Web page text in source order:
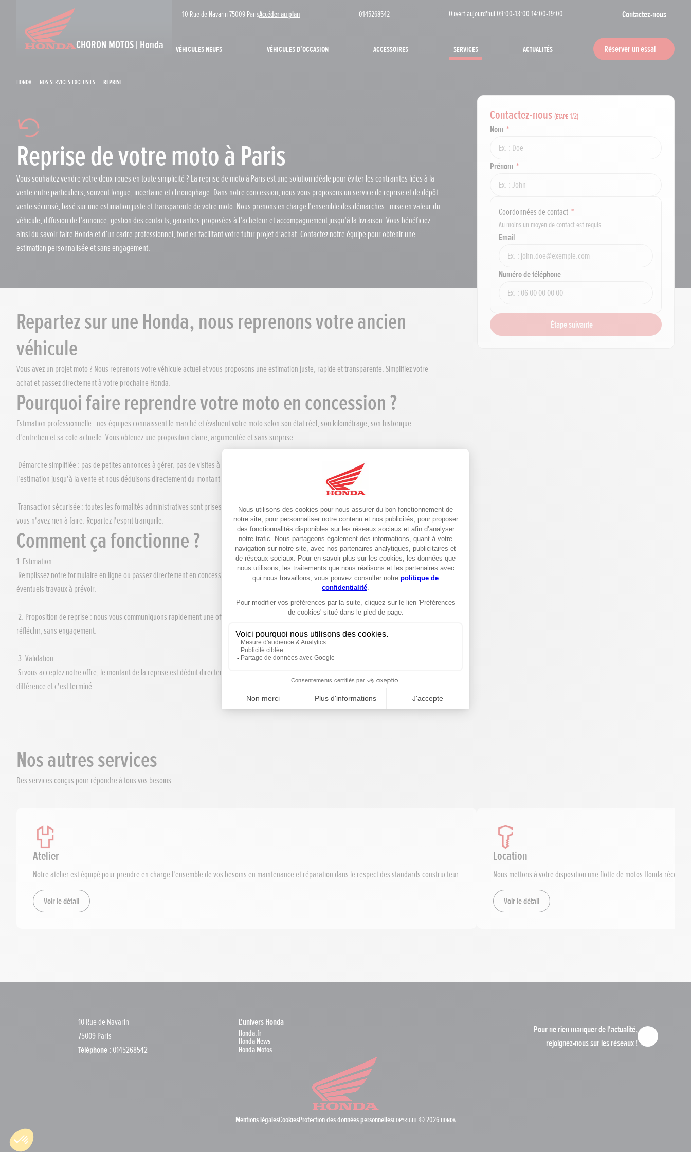
CHORON MOTOS | Honda
10 Rue de Navarin 75009 ParisAccéder au plan 0145268542 Ouvert aujourd'hui 09:00-13:00 14:00-19:00 Contactez-nous
Véhicules neufs Véhicules d'occasion Accessoires Services Actualités Réserver un essai
Honda Nos services exclusifs Reprise
Reprise de votre moto à Paris
Vous souhaitez vendre votre deux-roues en toute simplicité ? La reprise de moto à Paris est une solution idéale pour éviter les contraintes liées à la
vente entre particuliers, souvent longue, incertaine et chronophage. Dans notre concession, nous vous proposons un service de reprise et de dépôt-
vente sécurisé, basé sur une estimation juste et transparente de votre moto. Nous prenons en charge l’ensemble des démarches : mise en valeur du
véhicule, diffusion de l’annonce, gestion des contacts, garanties proposées à l’acheteur et accompagnement jusqu’à la livraison. Vous bénéficiez
ainsi du savoir-faire Honda et d’un cadre professionnel, tout en facilitant votre futur projet d’achat. Contactez notre équipe pour obtenir une
estimation personnalisée et sans engagement.
Repartez sur une Honda, nous reprenons votre ancien
véhicule
Vous avez un projet moto ? Nous reprenons votre véhicule actuel et vous proposons une estimation juste, rapide et transparente. Simplifiez votre
achat et passez directement à votre prochaine Honda.
Pourquoi faire reprendre votre moto en concession ?
Estimation professionnelle : nos équipes connaissent le marché et évaluent votre moto selon son état réel, son kilométrage, son historique
d'entretien et sa cote actuelle. Vous obtenez une proposition claire, argumentée et sans surprise.
Démarche simplifiée : pas de petites annonces à gérer, pas de visites à organiser, pas de négociations interminables. Nous nous occupons de tout de
l'estimation jusqu'à la vente et nous déduisons directement du montant perçu du prix de votre nouvelle Honda.
Transaction sécurisée : toutes les formalités administratives sont prises en charge par la concession. Carte grise, certificat de cession, radiation, etc,
vous n'avez rien à faire. Repartez l'esprit tranquille.
Comment ça fonctionne ?
1. Estimation :
Remplissez notre formulaire en ligne ou passez directement en concession avec votre moto. Nous examinons l'état général, le carnet d'entretien, les
éventuels travaux à prévoir.
2. Proposition de reprise : nous vous communiquons rapidement une offre de reprise chiffrée, valable plusieurs jours. Vous prenez le temps de
réfléchir, sans engagement.
3. Validation :
Si vous acceptez notre offre, le montant de la reprise est déduit directement du prix de votre nouvelle moto ou scooter Honda. Vous réglez la
différence et c'est terminé.
Contactez-nous (étape1/2)
Nom
Prénom
Coordonnées de contact
Au moins un moyen de contact est requis.
Email
Numéro de téléphone
Étape suivante
Nos autres services
Des services conçus pour répondre à tous vos besoins
Atelier
Notre atelier est équipé pour prendre en charge l'ensemble de vos besoins en maintenance et réparation dans le respect des standards constructeur.
Voir le détail
Location
Nous mettons à votre disposition une flotte de motos Honda
Voir le détail
10 Rue de Navarin
75009 Paris
Téléphone : 0145268542
L'univers Honda
Honda.fr
Honda News
Honda Motos
Pour ne rien manquer de l'actualité,
rejoignez-nous sur les réseaux !
Mentions légalesCookiesProtection des données personnellesCopyright © 2026 Honda